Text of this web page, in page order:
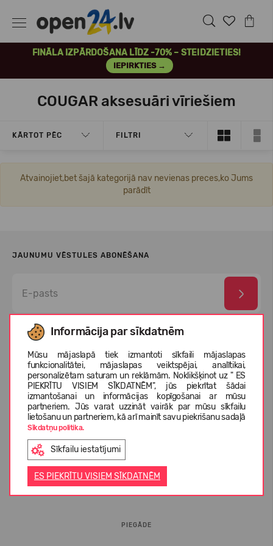
FINĀLA IZPĀRDOŠANA LĪDZ -70% – STEIDZIETIES!
IEPIRKTIES →
Informācija par sīkdatnēm
Mūsu mājaslapā tiek izmantoti sīkfaili mājaslapas
funkcionalitātei, mājaslapas veiktspējai, analītikai,
personalizētam saturam un reklāmām. Noklikšķinot uz " ES
PIEKRĪTU VISIEM SĪKDATNĒM", jūs piekrītat šādai
izmantošanai un informācijas kopīgošanai ar mūsu
partneriem. Jūs varat uzzināt vairāk par mūsu sīkfailu
lietošanu un partneriem, kā arī mainīt savu piekrišanu sadaļā
Sīkdatņu politika.
Sīkfailu iestatījumi
ES PIEKRĪTU VISIEM SĪKDATNĒM
COUGAR aksesuāri vīriešiem
KĀRTOT PĒC FILTRI
Atvainojiet,bet šajā kategorijā nav nevienas preces,ko Jums
parādīt
JAUNUMU VĒSTULES ABONĒŠANA
Esmu izlasījis un piekrītu
datu aizsardzības noteikumi
INFORMĀCIJA PIRCĒJIEM
PIEGĀDE